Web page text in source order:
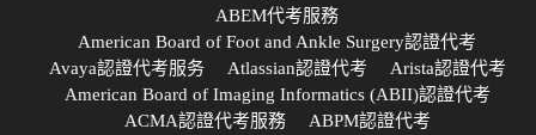
ABEM代考服務
American Board of Foot and Ankle Surgery認證代考
Avaya認證代考服务
Atlassian認證代考
Arista認證代考
American Board of Imaging Informatics (ABII)認證代考
ACMA認證代考服務
ABPM認證代考